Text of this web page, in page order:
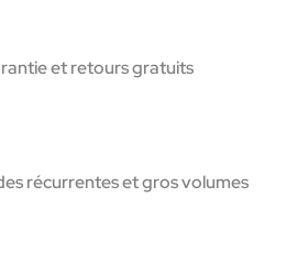
et retours gratuits
récurrentes et gros volumes